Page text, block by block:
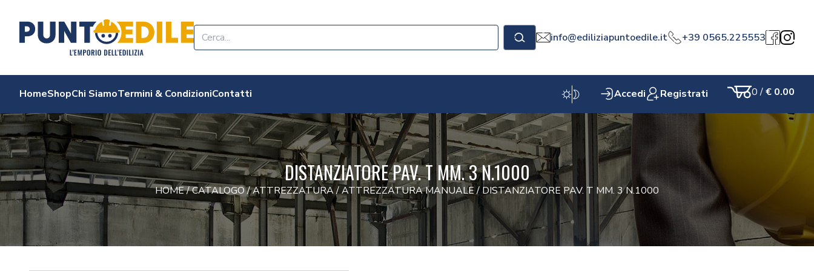
Edilizia Punto Edile
Cerca info@ediliziapuntoedile.it +39 0565.225553Facebook
HomeShopChi SiamoTermini & CondizioniContatti Accedi Registrati Carrello
0/€ 0.00
DISTANZIATORE PAV. T MM. 3 N.1000
HOME/CATALOGO/ATTREZZATURA/ATTREZZATURA MANUALE /DISTANZIATORE PAV. T MM. 3 N.1000